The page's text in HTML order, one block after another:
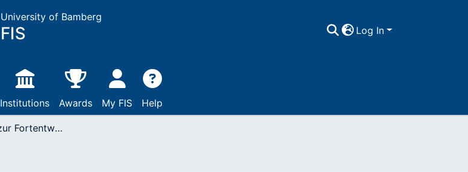
University of Bamberg
FIS Log In
Institutions Awards My FIS Help
Ein System zur Fortentwicklung der Problemlösefähigkeit